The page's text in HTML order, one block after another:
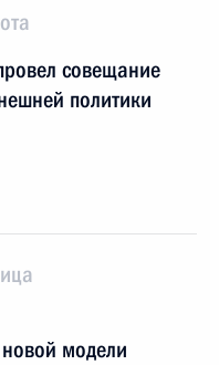
совещание
политики
модели